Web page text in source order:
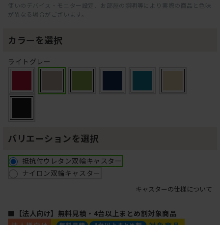
使いのデバイス・モニター設定、お部屋の照明等により実際の商品と色味
が異なる場合がございます。
カラーを選択
ライトグレー
バリエーションを選択
抵抗付ウレタン双輪キャスター
ナイロン双輪キャスター
キャスターの仕様について
■【法人向け】無料見積・4台以上まとめ割対象商品